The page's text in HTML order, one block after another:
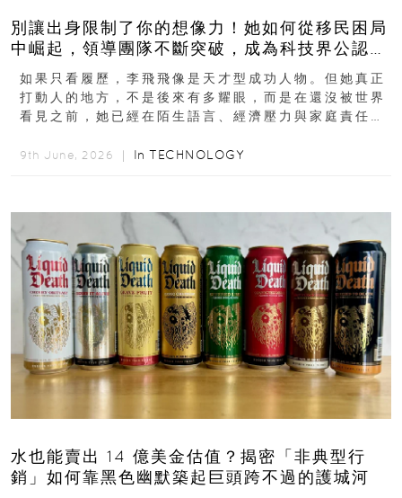
別讓出身限制了你的想像力！她如何從移民困局
中崛起，領導團隊不斷突破，成為科技界公認的
「教母」？
如果只看履歷，李飛飛像是天才型成功人物。但她真正
打動人的地方，不是後來有多耀眼，而是在還沒被世界
看見之前，她已經在陌生語言、經濟壓力與家庭責任之
西...
9th June, 2026 ｜ In TECHNOLOGY
水也能賣出 14 億美金估值？揭密「非典型行
銷」如何靠黑色幽默築起巨頭跨不過的護城河